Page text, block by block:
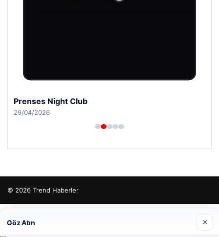
Prenses Night Club
29/04/2026
© 2026 Trend Haberler
Göz Atın ×